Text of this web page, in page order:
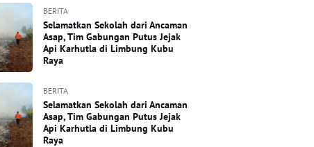
BERITA
Selamatkan Sekolah dari Ancaman
Asap, Tim Gabungan Putus Jejak
Api Karhutla di Limbung Kubu
Raya
BERITA
Selamatkan Sekolah dari Ancaman
Asap, Tim Gabungan Putus Jejak
Api Karhutla di Limbung Kubu
Raya